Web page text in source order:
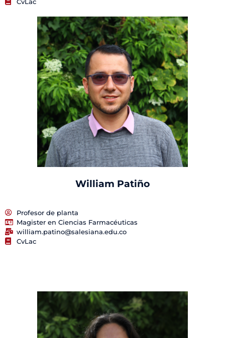
William Patiño
Profesor de planta
Magister en Ciencias Farmacéuticas
william.patino@salesiana.edu.co
CvLac